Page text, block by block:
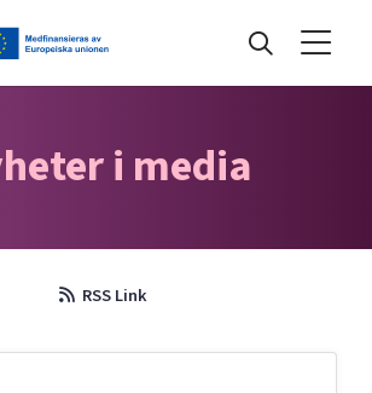
i media
RSS Link